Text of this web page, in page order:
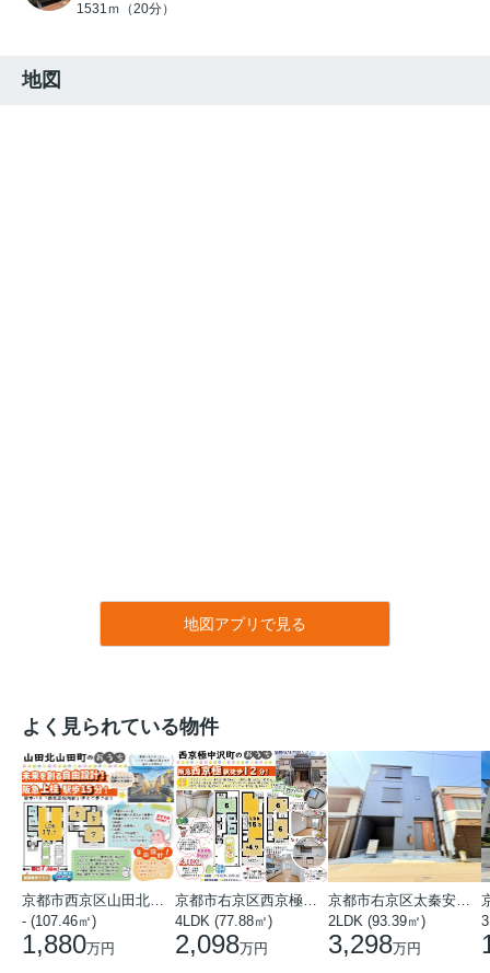
1531ｍ（20分）
地図
地図アプリで見る
よく見られている物件
- (107.46㎡)
1,880万円
4LDK (77.88㎡)
2,098万円
2LDK (93.39㎡)
3,298万円